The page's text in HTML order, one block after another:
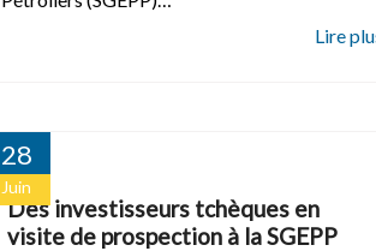
28
Juin
Des investisseurs tchèques en
visite de prospection à la SGEPP